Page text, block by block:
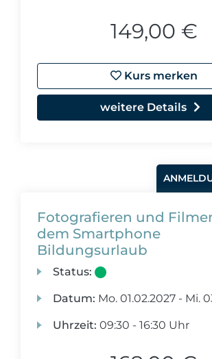
149,00 €
Kurs merken
weitere Details
Fotografieren und
dem Smartphone
Bildungsurlaub
Status:
Datum: Mo. 01.02.2027 - Mi.
Uhrzeit: 09:30 - 16:30 Uhr